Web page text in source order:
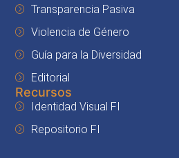
Transparencia Pasiva
Violencia de Género
Guía para la Diversidad
Editorial
Recursos
Identidad Visual FI
Repositorio FI